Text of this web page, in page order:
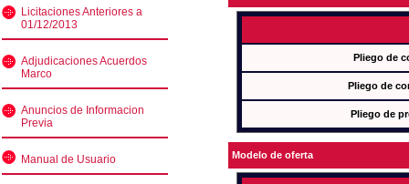
Licitaciones Anteriores a
01/12/2013
Adjudicaciones Acuerdos
Marco
Anuncios de Informacion
Previa
Manual de Usuario
Pliego de
Pliego de
Pliego de
Modelo de oferta